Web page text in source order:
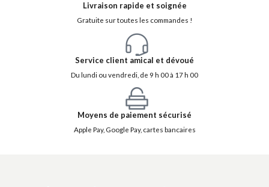
Livraison rapide et soignée
Gratuite sur toutes les commandes !
Service client amical et dévoué
Du lundi ou vendredi, de 9 h 00 à 17 h 00
Moyens de paiement sécurisé
Apple Pay, Google Pay, cartes bancaires